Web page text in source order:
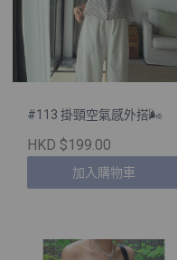
#113 掛頸空氣感外搭🌬️
HKD $199.00
加入購物車